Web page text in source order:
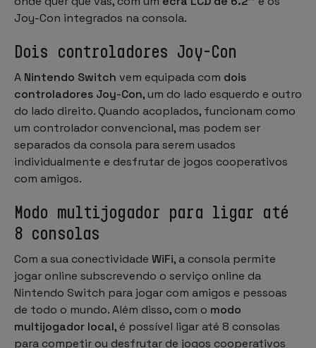
Joy-Con integrados na consola.
Dois controladores Joy-Con
A Nintendo Switch vem equipada com dois
controladores Joy-Con, um do lado esquerdo e outro
do lado direito. Quando acoplados, funcionam como
um controlador convencional, mas podem ser
separados da consola para serem usados
individualmente e desfrutar de jogos cooperativos
com amigos.
Modo multijogador para ligar até
8 consolas
Com a sua conectividade WiFi, a consola permite
jogar online subscrevendo o serviço online da
Nintendo Switch para jogar com amigos e pessoas
de todo o mundo. Além disso, com o modo
multijogador local, é possível ligar até 8 consolas
para competir ou desfrutar de jogos cooperativos